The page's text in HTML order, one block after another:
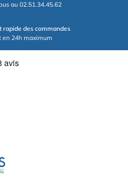
au 02.51.34.45.62
rapide des commandes
en 24h maximum